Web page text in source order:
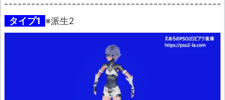
タイプ1 ※派生2